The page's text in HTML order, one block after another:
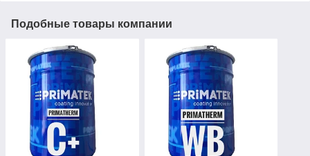
Подобные товары компании